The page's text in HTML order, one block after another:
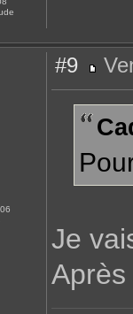
#9
e
a
g
Je